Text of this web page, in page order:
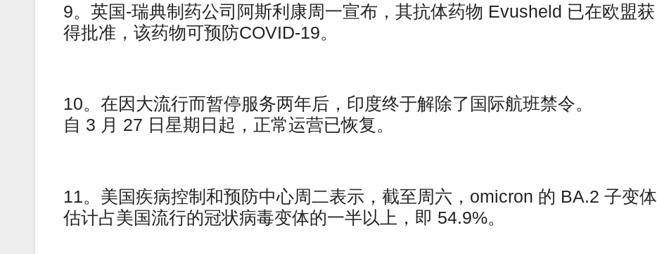
9。英国-瑞典制药公司阿斯利康周一宣布，其抗体药物 Evusheld 已在欧盟获
得批准，该药物可预防COVID-19。
10。在因大流行而暂停服务两年后，印度终于解除了国际航班禁令。
自 3 月 27 日星期日起，正常运营已恢复。
11。美国疾病控制和预防中心周二表示，截至周六，omicron 的 BA.2 子变体
估计占美国流行的冠状病毒变体的一半以上，即 54.9%。